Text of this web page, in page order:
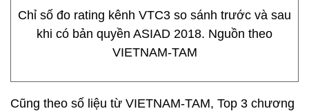
Chỉ số đo rating kênh VTC3 so sánh trước và sau
khi có bản quyền ASIAD 2018. Nguồn theo
VIETNAM-TAM
Cũng theo số liệu từ VIETNAM-TAM, Top 3 chương